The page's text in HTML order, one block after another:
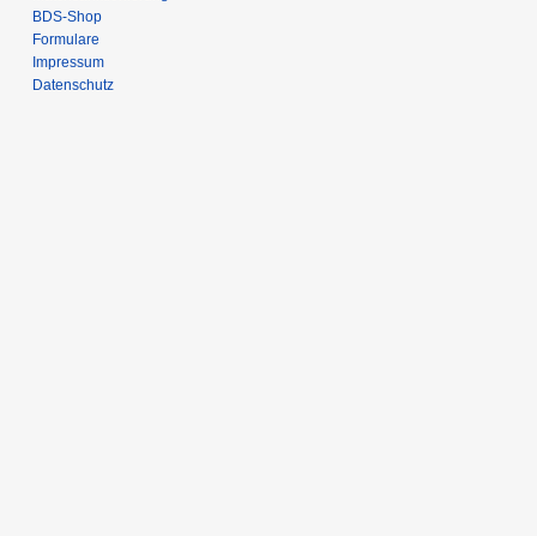
BDS-Shop
Formulare
Impressum
Datenschutz